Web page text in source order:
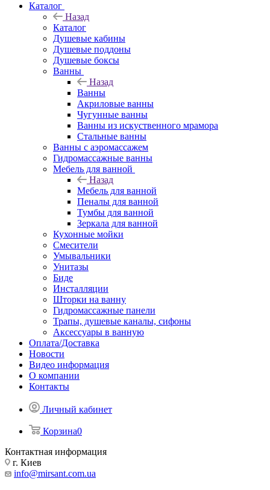
Каталог
Назад
Каталог
Душевые кабины
Душевые поддоны
Душевые боксы
Ванны
Назад
Ванны
Акриловые ванны
Чугунные ванны
Ванны из искуственного мрамора
Стальные ванны
Ванны с аэромассажем
Гидромассажные ванны
Мебель для ванной
Назад
Мебель для ванной
Пеналы для ванной
Тумбы для ванной
Зеркала для ванной
Кухонные мойки
Смесители
Умывальники
Унитазы
Биде
Инсталляции
Шторки на ванну
Гидромассажные панели
Трапы, душевые каналы, сифоны
Аксессуары в ванную
Оплата/Доставка
Новости
Видео информация
О компании
Контакты
Личный кабинет
Корзина0
Контактная информация
г. Киев
info@mirsant.com.ua